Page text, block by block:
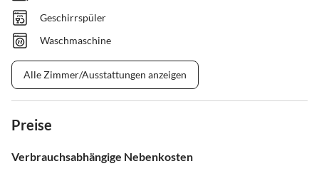
Geschirrspüler
Waschmaschine
Alle Zimmer/Ausstattungen anzeigen
Preise
Verbrauchsabhängige Nebenkosten